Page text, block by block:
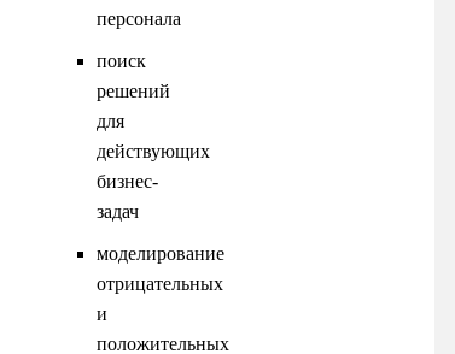
персонала
поиск
решений
для
действующих
бизнес-
задач
моделирование
отрицательных
и
положительных